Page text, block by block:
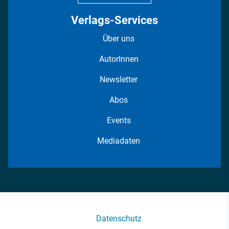
Verlags-Services
Über uns
AutorInnen
Newsletter
Abos
Events
Mediadaten
Datenschutz